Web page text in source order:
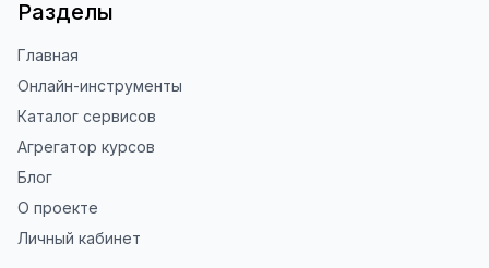
Разделы
Главная
Онлайн-инструменты
Каталог сервисов
Агрегатор курсов
Блог
О проекте
Личный кабинет